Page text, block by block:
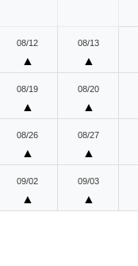
08/12
▲
08/13
▲
08/19
▲
08/20
▲
08/26
▲
08/27
▲
09/02
▲
09/03
▲